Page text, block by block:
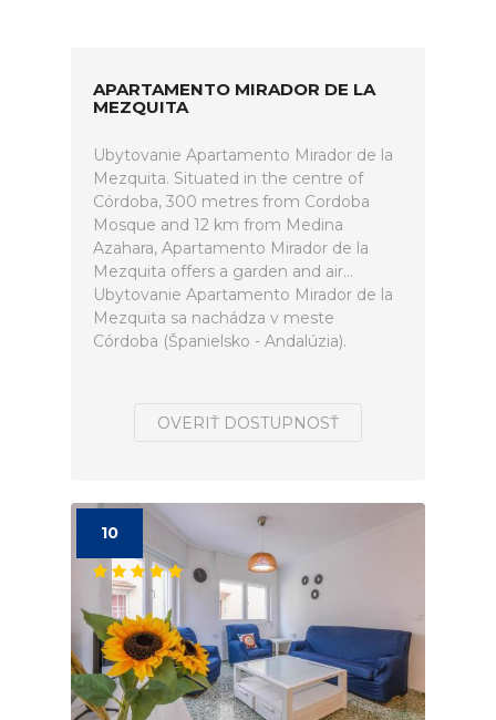
APARTAMENTO MIRADOR DE LA
MEZQUITA
Ubytovanie Apartamento Mirador de la
Mezquita. Situated in the centre of
Córdoba, 300 metres from Cordoba
Mosque and 12 km from Medina
Azahara, Apartamento Mirador de la
Mezquita offers a garden and air...
Ubytovanie Apartamento Mirador de la
Mezquita sa nachádza v meste
Córdoba (Španielsko - Andalúzia).
OVERIŤ DOSTUPNOSŤ
10